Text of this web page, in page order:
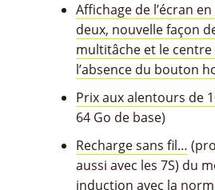
Affichage de l’écran
deux, nouvelle façon
multitâche et le
l’absence du bouton
Prix aux alentours de
64 Go de base)
Recharge sans fil…
aussi avec les 7S) du
induction avec la